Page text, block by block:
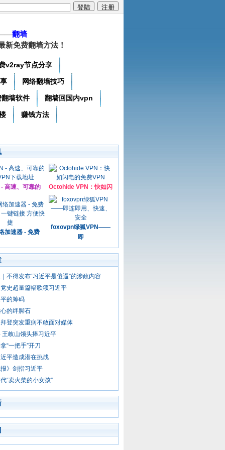
翻墙
新免费翻墙方法！
v2ray节点分享
网络翻墙技巧
翻墙软件 翻墙回国内vpn
赚钱方法
高速、可靠的 Octohide VPN：快如闪
加速器 - 免费
foxovpn绿狐VPN——
即
不得发布“习近平是傻逼”的涉政内容
史超量篇幅歌颂习近平
的筹码
的绊脚石
登突发重病不敢面对媒体
王岐山领头捧习近平
“一把手”开刀
平造成潜在挑战
》剑指习近平
“卖火柴的小女孩”